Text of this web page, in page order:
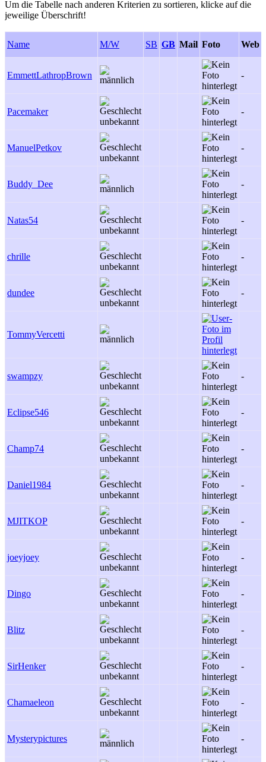
Um die Tabelle nach anderen Kriterien zu sortieren, klicke auf die
jeweilige Überschrift!
Name M/W SB GB Mail Foto Web
EmmettLathropBrown -
Pacemaker -
ManuelPetkov -
Buddy_Dee -
Natas54 -
chrille -
dundee -
TommyVercetti
swampzy -
Eclipse546 -
Champ74 -
Daniel1984 -
MJITKOP -
joeyjoey -
Dingo -
Blitz -
SirHenker -
Chamaeleon -
Mysterypictures -